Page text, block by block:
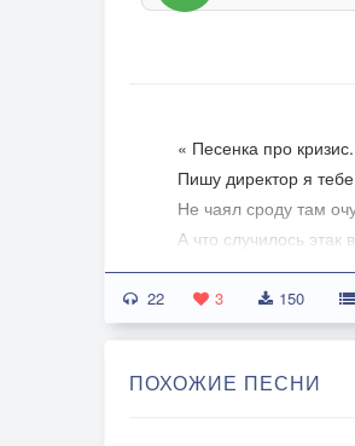
« Песенка про
Пишу директор я
Не чаял сроду там
А что случилось этак
Так это кризис тому
О нем не ведал
А тут поверил вдруг
Включаю телик,будь
22 3 150
ПОХОЖИЕ ПЕСНИ